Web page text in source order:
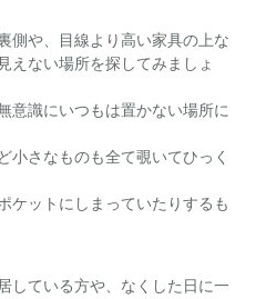
側や、目線より高い家具の上な
えない場所を探してみましょ
意識にいつもは置かない場所に
小さなものも全て覗いてひっく
ケットにしまっていたりするも
している方や、なくした日に一